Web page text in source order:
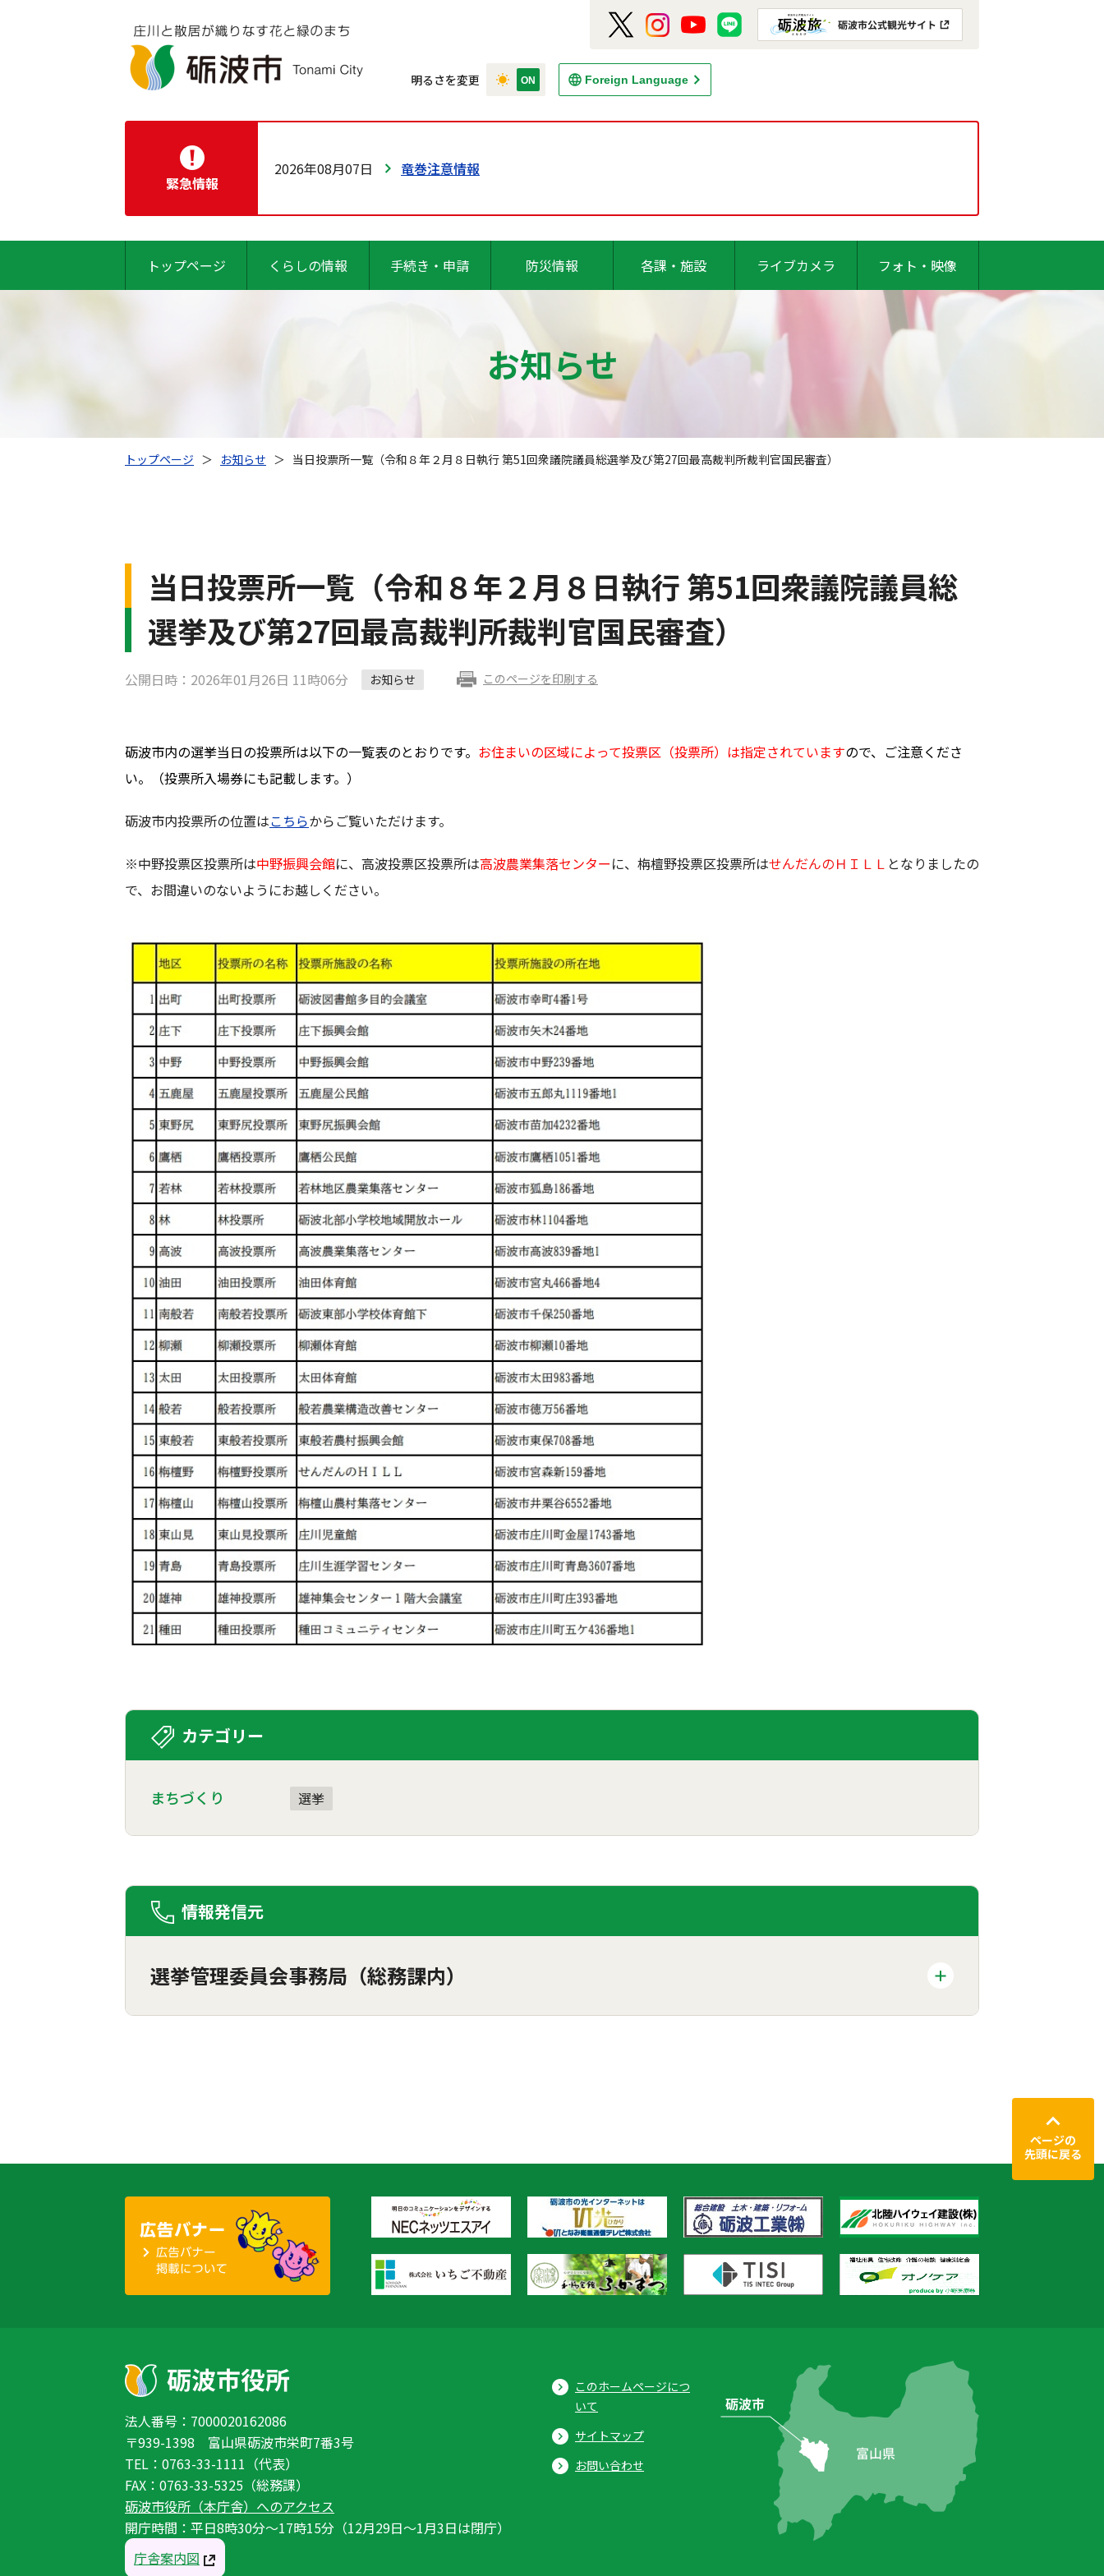
明るさを変更 Foreign Language
緊急情報
2026年08月07日 竜巻注意情報
トップページ くらしの情報 手続き・申請 防災情報 各課・施設 ライブカメラ フォト・映像
お知らせ
トップページ ＞ お知らせ ＞ 当日投票所一覧（令和８年２月８日執行 第51回衆議院議員総選挙及び第27回最高裁判所裁判官国民審査）
当日投票所一覧（令和８年２月８日執行 第51回衆議院議員総
選挙及び第27回最高裁判所裁判官国民審査）
公開日時：2026年01月26日 11時06分 お知らせ このページを印刷する
砺波市内の選挙当日の投票所は以下の一覧表のとおりです。 お住まいの区域によって投票区（投票所）は指定されていますので、ご注意くださ
い。（投票所入場券にも記載します。）
砺波市内投票所の位置はこちらからご覧いただけます。
※中野投票区投票所は中野振興会館に、高波投票区投票所は高波農業集落センターに、栴檀野投票区投票所はせんだんのＨＩＬＬ となりましたの
で、お間違いのないようにお越しください。
カテゴリー
まちづくり 選挙
情報発信元
選挙管理委員会事務局（総務課内）
ページの
先頭に戻る
法人番号：7000020162086
〒939-1398 富山県砺波市栄町7番3号
TEL：0763-33-1111（代表）
FAX：0763-33-5325（総務課）
砺波市役所（本庁舎）へのアクセス
開庁時間：平日8時30分〜17時15分（12月29日〜1月3日は閉庁）
庁舎案内図
このホームページにつ
いて
サイトマップ
お問い合わせ